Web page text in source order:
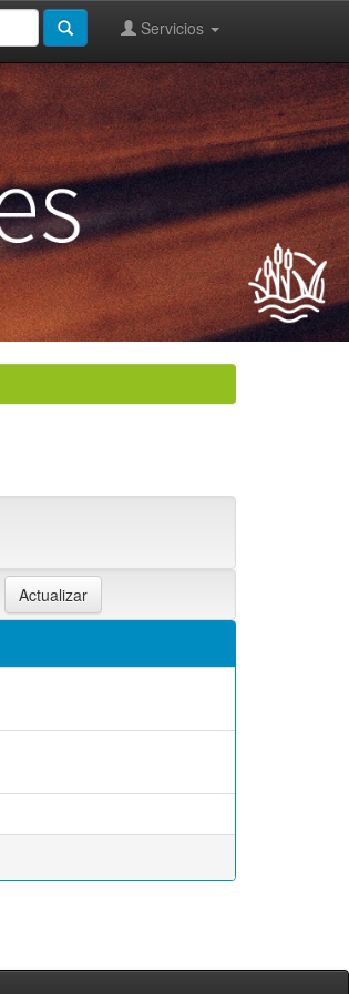
Servicios